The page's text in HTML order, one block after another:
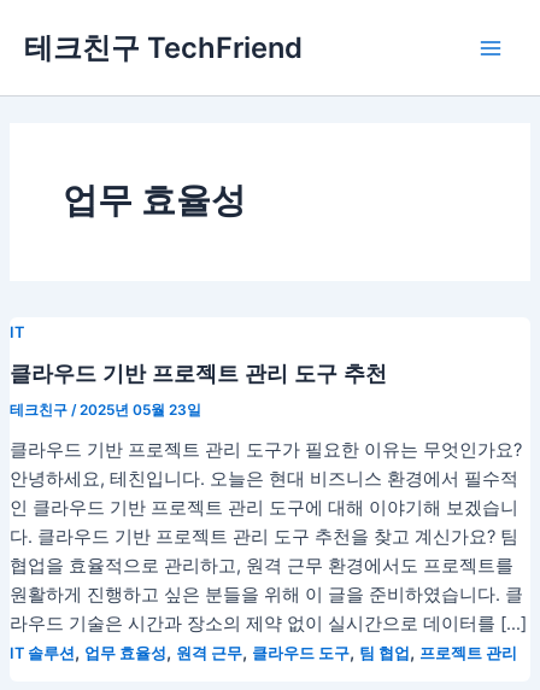
로
테크친구 TechFriend
업무 효율성
IT
클라우드 기반 프로젝트 관리 도구 추천
테크친구 /2025년 05월 23일
클라우드 기반 프로젝트 관리 도구가 필요한 이유는 무엇인가요?
안녕하세요, 테친입니다. 오늘은 현대 비즈니스 환경에서 필수적
인 클라우드 기반 프로젝트 관리 도구에 대해 이야기해 보겠습니
다. 클라우드 기반 프로젝트 관리 도구 추천을 찾고 계신가요? 팀
협업을 효율적으로 관리하고, 원격 근무 환경에서도 프로젝트를
원활하게 진행하고 싶은 분들을 위해 이 글을 준비하였습니다. 클
라우드 기술은 시간과 장소의 제약 없이 실시간으로 데이터를 […]
IT 솔루션, 업무 효율성, 원격 근무, 클라우드 도구, 팀 협업 , 프로젝트 관리